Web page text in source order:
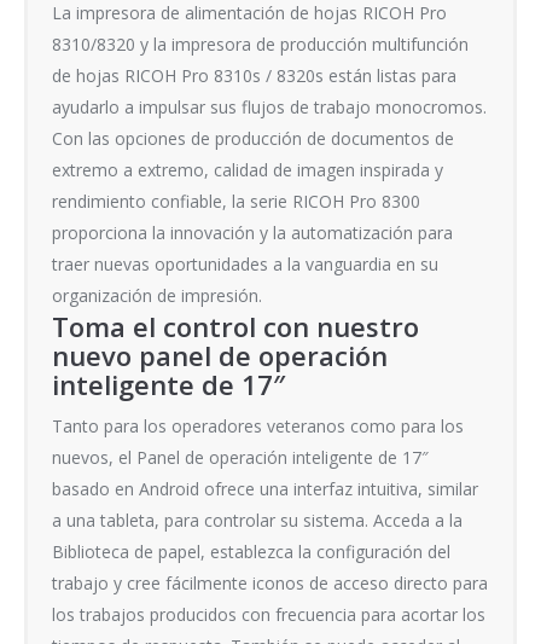
La impresora de alimentación de hojas RICOH Pro
8310/8320 y la impresora de producción multifunción
de hojas RICOH Pro 8310s / 8320s están listas para
ayudarlo a impulsar sus flujos de trabajo monocromos.
Con las opciones de producción de documentos de
extremo a extremo, calidad de imagen inspirada y
rendimiento confiable, la serie RICOH Pro 8300
proporciona la innovación y la automatización para
traer nuevas oportunidades a la vanguardia en su
organización de impresión.
Toma el control con nuestro
nuevo panel de operación
inteligente de 17″
Tanto para los operadores veteranos como para los
nuevos, el Panel de operación inteligente de 17″
basado en Android ofrece una interfaz intuitiva, similar
a una tableta, para controlar su sistema. Acceda a la
Biblioteca de papel, establezca la configuración del
trabajo y cree fácilmente iconos de acceso directo para
los trabajos producidos con frecuencia para acortar los